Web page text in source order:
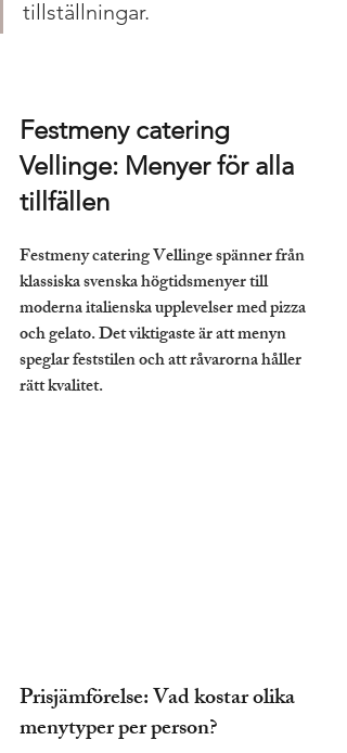
tillställningar.
Festmeny catering
Vellinge: Menyer för alla
tillfällen
Festmeny catering Vellinge spänner från
klassiska svenska högtidsmenyer till
moderna italienska upplevelser med pizza
och gelato. Det viktigaste är att menyn
speglar feststilen och att råvarorna håller
rätt kvalitet.
Prisjämförelse: Vad kostar olika
menytyper per person?